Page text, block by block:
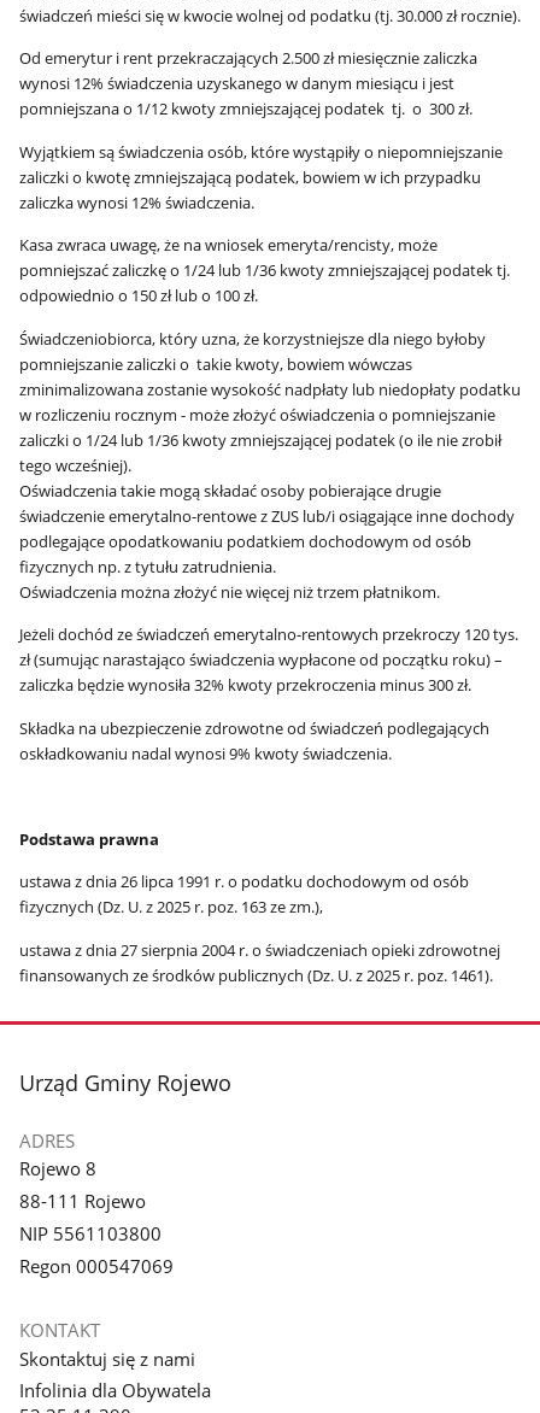
świadczeń mieści się w kwocie wolnej od podatku (tj. 30.000 zł rocznie).
Od emerytur i rent przekraczających 2.500 zł miesięcznie zaliczka
wynosi 12% świadczenia uzyskanego w danym miesiącu i jest
pomniejszana o 1/12 kwoty zmniejszającej podatek tj. o 300 zł.
Wyjątkiem są świadczenia osób, które wystąpiły o niepomniejszanie
zaliczki o kwotę zmniejszającą podatek, bowiem w ich przypadku
zaliczka wynosi 12% świadczenia.
Kasa zwraca uwagę, że na wniosek emeryta/rencisty, może
pomniejszać zaliczkę o 1/24 lub 1/36 kwoty zmniejszającej podatek tj.
odpowiednio o 150 zł lub o 100 zł.
Świadczeniobiorca, który uzna, że korzystniejsze dla niego byłoby
pomniejszanie zaliczki o takie kwoty, bowiem wówczas
zminimalizowana zostanie wysokość nadpłaty lub niedopłaty podatku
w rozliczeniu rocznym - może złożyć oświadczenia o pomniejszanie
zaliczki o 1/24 lub 1/36 kwoty zmniejszającej podatek (o ile nie zrobił
tego wcześniej).
Oświadczenia takie mogą składać osoby pobierające drugie
świadczenie emerytalno-rentowe z ZUS lub/i osiągające inne dochody
podlegające opodatkowaniu podatkiem dochodowym od osób
fizycznych np. z tytułu zatrudnienia.
Oświadczenia można złożyć nie więcej niż trzem płatnikom.
Jeżeli dochód ze świadczeń emerytalno-rentowych przekroczy 120 tys.
zł (sumując narastająco świadczenia wypłacone od początku roku) –
zaliczka będzie wynosiła 32% kwoty przekroczenia minus 300 zł.
Składka na ubezpieczenie zdrowotne od świadczeń podlegających
oskładkowaniu nadal wynosi 9% kwoty świadczenia.
Podstawa prawna
ustawa z dnia 26 lipca 1991 r. o podatku dochodowym od osób
fizycznych (Dz. U. z 2025 r. poz. 163 ze zm.),
ustawa z dnia 27 sierpnia 2004 r. o świadczeniach opieki zdrowotnej
finansowanych ze środków publicznych (Dz. U. z 2025 r. poz. 1461).
stopka
Urząd Gminy Rojewo
ADRES
Rojewo 8
88-111 Rojewo
NIP 5561103800
Regon 000547069
KONTAKT
Skontaktuj się z nami
Infolinia dla Obywatela